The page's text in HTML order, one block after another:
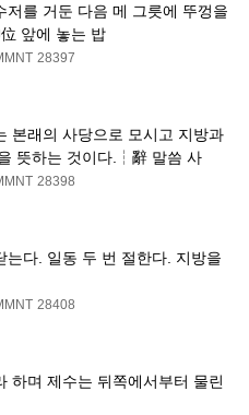
를 거둔 다음 메 그릇에 뚜껑을
앞에 놓는 밥
28397
본래의 사당으로 모시고 지방과
뜻하는 것이다.┆辭 말씀 사
28398
는다. 일동 두 번 절한다. 지방을
28408
하며 제수는 뒤쪽에서부터 물린